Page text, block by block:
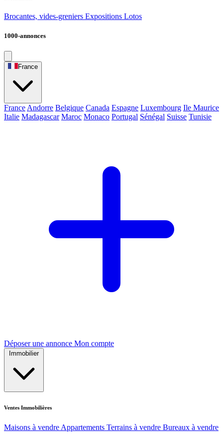
Brocantes, vides-greniers Expositions Lotos
1000-annonces
France
France Andorre Belgique Canada Espagne Luxembourg Ile Maurice
Italie Madagascar Maroc Monaco Portugal Sénégal Suisse Tunisie
Déposer une annonce Mon compte
Immobilier
Ventes Immobilières
Maisons à vendre Appartements Terrains à vendre Bureaux à vendre